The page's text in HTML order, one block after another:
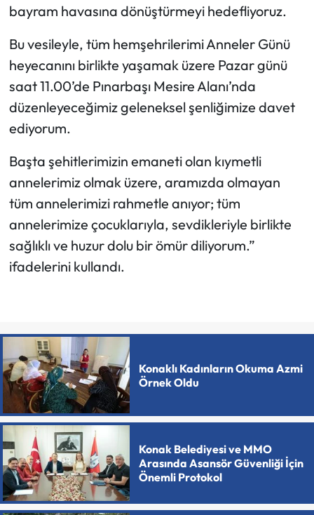
bayram havasına dönüştürmeyi hedefliyoruz.
Bu vesileyle, tüm hemşehrilerimi Anneler Günü
heyecanını birlikte yaşamak üzere Pazar günü
saat 11.00’de Pınarbaşı Mesire Alanı’nda
düzenleyeceğimiz geleneksel şenliğimize davet
ediyorum.
Başta şehitlerimizin emaneti olan kıymetli
annelerimiz olmak üzere, aramızda olmayan
tüm annelerimizi rahmetle anıyor; tüm
annelerimize çocuklarıyla, sevdikleriyle birlikte
sağlıklı ve huzur dolu bir ömür diliyorum.”
ifadelerini kullandı.
Konaklı Kadınların Okuma Azmi
Örnek Oldu
Konak Belediyesi ve MMO
Arasında Asansör Güvenliği İçin
Önemli Protokol